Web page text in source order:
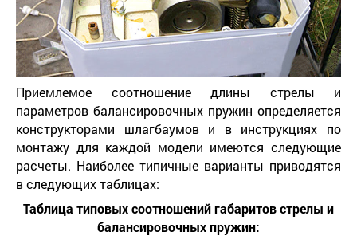
Приемлемое соотношение длины стрелы и
параметров балансировочных пружин определяется
конструкторами шлагбаумов и в инструкциях по
монтажу для каждой модели имеются следующие
расчеты. Наиболее типичные варианты приводятся
в следующих таблицах:
Таблица типовых соотношений габаритов стрелы и
балансировочных пружин: